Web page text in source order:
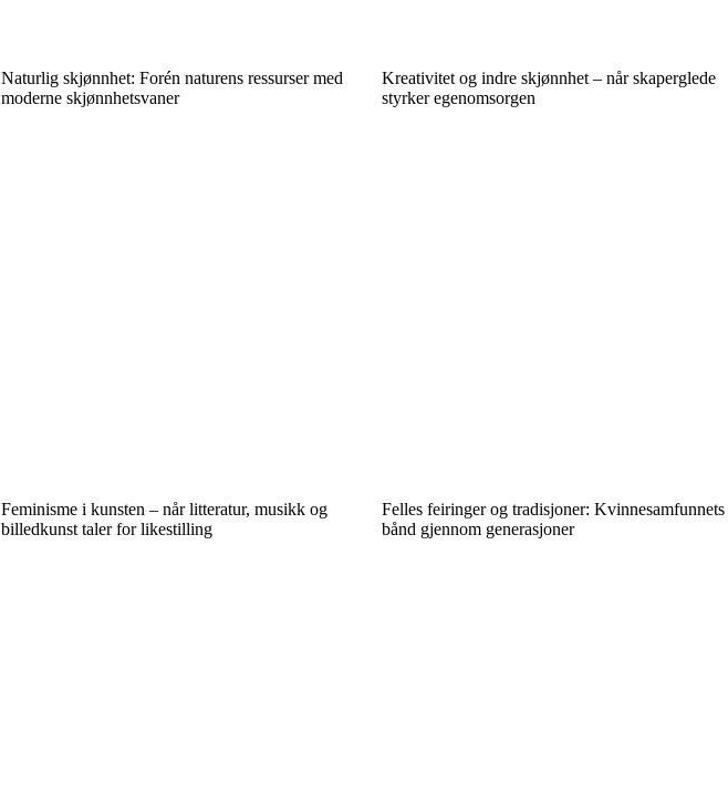
Naturlig skjønnhet: Forén naturens ressurser med
moderne skjønnhetsvaner
Kreativitet og indre skjønnhet – når skaperglede
styrker egenomsorgen
Feminisme i kunsten – når litteratur, musikk og
billedkunst taler for likestilling
Felles feiringer og tradisjoner: Kvinnesamfunnets
bånd gjennom generasjoner